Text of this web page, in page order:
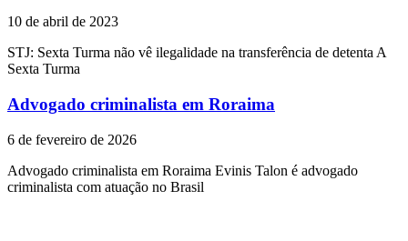
10 de abril de 2023
STJ: Sexta Turma não vê ilegalidade na transferência de detenta A
Sexta Turma
Advogado criminalista em Roraima
6 de fevereiro de 2026
Advogado criminalista em Roraima Evinis Talon é advogado
criminalista com atuação no Brasil